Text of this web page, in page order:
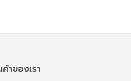
าของเรา